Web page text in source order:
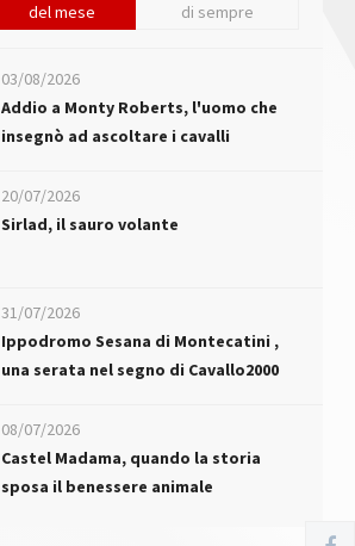
del mese di sempre
03/08/2026
Addio a Monty Roberts, l'uomo che
insegnò ad ascoltare i cavalli
20/07/2026
Sirlad, il sauro volante
31/07/2026
Ippodromo Sesana di Montecatini ,
una serata nel segno di Cavallo2000
08/07/2026
Castel Madama, quando la storia
sposa il benessere animale